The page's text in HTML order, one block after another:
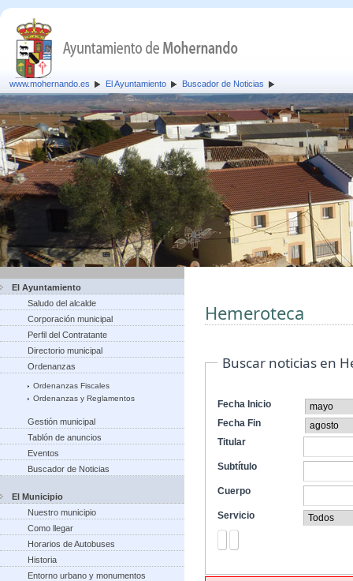
www.mohernando.es El Ayuntamiento Buscador de Noticias
El Ayuntamiento
Saludo del alcalde
Corporación municipal
Perfil del Contratante
Directorio municipal
Ordenanzas
Ordenanzas Fiscales
Ordenanzas y Reglamentos
Gestión municipal
Tablón de anuncios
Eventos
Buscador de Noticias
El Municipio
Nuestro municipio
Como llegar
Horarios de Autobuses
Historia
Entorno urbano y monumentos
Hemeroteca
Buscar noticias en
Fecha Inicio
Fecha Fin
Titular
Subtítulo
Cuerpo
Servicio